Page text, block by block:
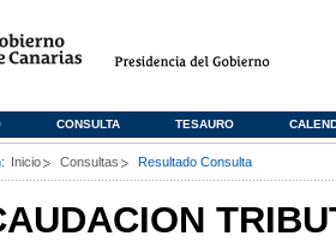
CONSULTA TESAURO
Inicio Consultas Resultado Consulta